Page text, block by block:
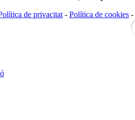
de privacitat - Política de cookies -